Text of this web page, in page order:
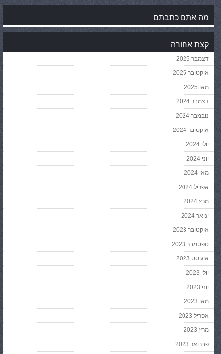
מה אתם כתבתם
קצת אחורה
דצמבר 2025
אוקטובר 2025
מאי 2025
דצמבר 2024
נובמבר 2024
אוקטובר 2024
יולי 2024
יוני 2024
מאי 2024
אפריל 2024
מרץ 2024
ינואר 2024
אוקטובר 2023
ספטמבר 2023
אוגוסט 2023
יולי 2023
יוני 2023
מאי 2023
אפריל 2023
מרץ 2023
פברואר 2023